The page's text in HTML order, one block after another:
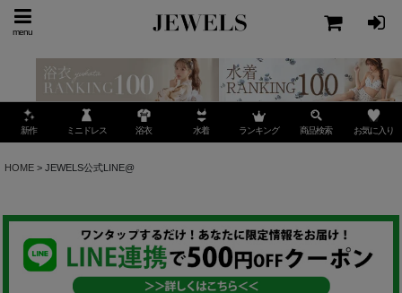
menu
新作 ミニドレス 浴衣 水着 ランキング 商品検索 お気に入り
HOME > JEWELS公式LINE@